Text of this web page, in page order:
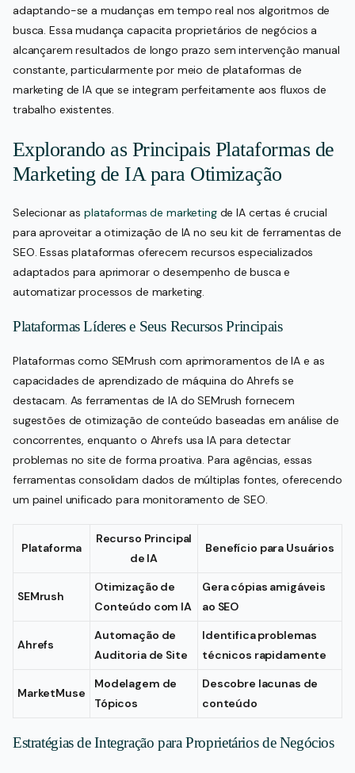
adaptando-se a mudanças em tempo real nos algoritmos de
busca. Essa mudança capacita proprietários de negócios a
alcançarem resultados de longo prazo sem intervenção manual
constante, particularmente por meio de plataformas de
marketing de IA que se integram perfeitamente aos fluxos de
trabalho existentes.
Explorando as Principais Plataformas de
Marketing de IA para Otimização
Selecionar asplataformas de marketingde IA certas é crucial
para aproveitar a otimização de IA no seu kit de ferramentas de
SEO. Essas plataformas oferecem recursos especializados
adaptados para aprimorar o desempenho de busca e
automatizar processos de marketing.
Plataformas Líderes e Seus Recursos Principais
Plataformas como SEMrush com aprimoramentos de IA e as
capacidades de aprendizado de máquina do Ahrefs se
destacam. As ferramentas de IA do SEMrush fornecem
sugestões de otimização de conteúdo baseadas em análise de
concorrentes, enquanto o Ahrefs usa IA para detectar
problemas no site de forma proativa. Para agências, essas
ferramentas consolidam dados de múltiplas fontes, oferecendo
um painel unificado para monitoramento de SEO.
Plataforma
Recurso Principal
de IA
Benefício para Usuários
SEMrush
Otimização de
Conteúdo com IA
Gera cópias amigáveis
ao SEO
Ahrefs
Automação de
Auditoria de Site
Identifica problemas
técnicos rapidamente
MarketMuse
Modelagem de
Tópicos
Descobre lacunas de
conteúdo
Estratégias de Integração para Proprietários de Negócios